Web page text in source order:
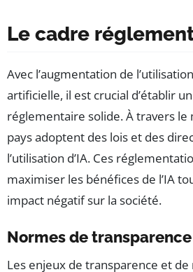
Le cadre
Avec l’augmentation de
artificielle, il est crucial d’établir
réglementaire solide. À travers
pays adoptent des lois et des
l’utilisation d’IA. Ces
maximiser les bénéfices de l’IA
impact négatif sur la société.
Normes de transparence
Les enjeux de transparence et